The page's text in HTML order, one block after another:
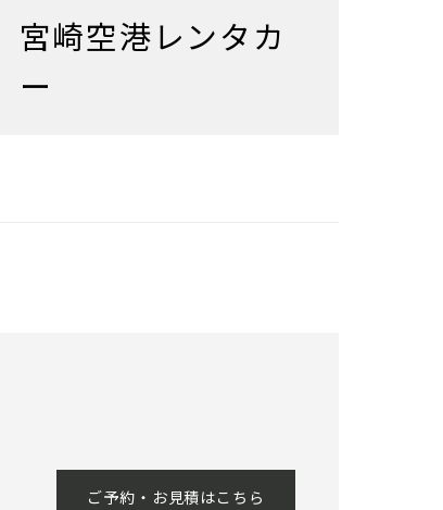
宮崎空港レンタカ
ー
ご予約・お見積はこちら